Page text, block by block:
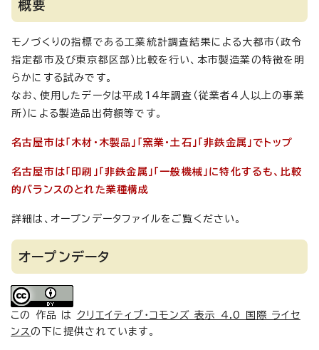
概要
モノづくりの指標である工業統計調査結果による大都市（政令
指定都市及び東京都区部）比較を行い、本市製造業の特徴を明
らかにする試みです。
なお、使用したデータは平成14年調査（従業者4人以上の事業
所）による製造品出荷額等です。
名古屋市は「木材・木製品」「窯業・土石」「非鉄金属」でトップ
名古屋市は「印刷」「非鉄金属」「一般機械」に特化するも、比較
的バランスのとれた業種構成
詳細は、オープンデータファイルをご覧ください。
オープンデータ
この 作品 は クリエイティブ・コモンズ 表示 4.0 国際 ライセ
ンスの下に提供されています。